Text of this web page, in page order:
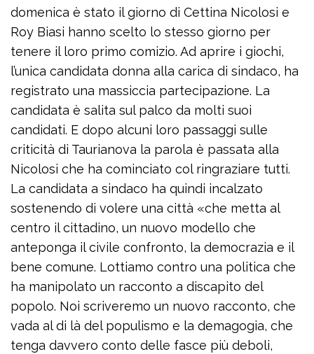
domenica è stato il giorno di Cettina Nicolosi e
Roy Biasi hanno scelto lo stesso giorno per
tenere il loro primo comizio. Ad aprire i giochi,
l’unica candidata donna alla carica di sindaco, ha
registrato una massiccia partecipazione. La
candidata è salita sul palco da molti suoi
candidati. E dopo alcuni loro passaggi sulle
criticità di Taurianova la parola è passata alla
Nicolosi che ha cominciato col ringraziare tutti.
La candidata a sindaco ha quindi incalzato
sostenendo di volere una città «che metta al
centro il cittadino, un nuovo modello che
anteponga il civile confronto, la democrazia e il
bene comune. Lottiamo contro una politica che
ha manipolato un racconto a discapito del
popolo. Noi scriveremo un nuovo racconto, che
vada al di là del populismo e la demagogia, che
tenga davvero conto delle fasce più deboli,